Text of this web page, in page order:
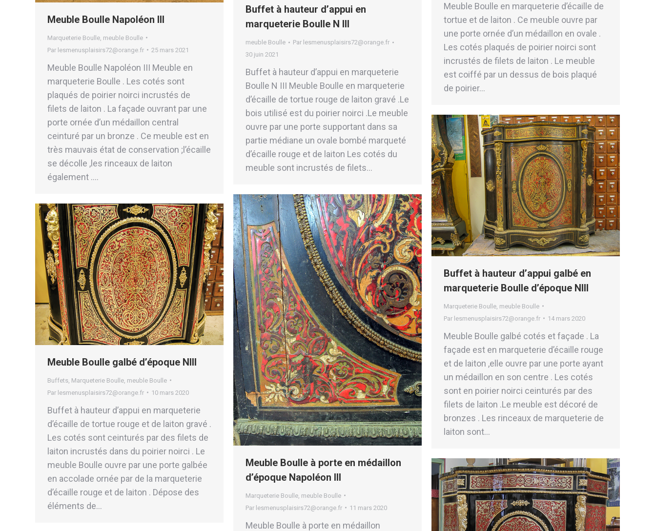
Buffet à hauteur d’appui en
marqueterie Boulle N III
meuble Boulle Par lesmenusplaisirs72@orange.fr
30 juin 2021
Buffet à hauteur d’appui en marqueterie
Boulle N III Meuble Boulle en marqueterie
d’écaille de tortue rouge de laiton gravé .Le
bois utilisé est du poirier noirci .Le meuble
ouvre par une porte supportant dans sa
partie médiane un ovale bombé marqueté
d’écaille rouge et de laiton Les cotés du
meuble sont incrustés de filets…
Meuble Boulle Napoléon III
Marqueterie Boulle meuble Boulle
Par lesmenusplaisirs72@orange.fr 25 mars 2021
Meuble Boulle Napoléon III Meuble en
marqueterie Boulle . Les cotés sont
plaqués de poirier noirci incrustés de
filets de laiton . La façade ouvrant par une
porte ornée d’un médaillon central
ceinturé par un bronze . Ce meuble est en
très mauvais état de conservation ;l’écaille
se décolle ,les rinceaux de laiton
également .…
Meuble Boulle en marqueterie d’écaille de
tortue et de laiton . Ce meuble ouvre par
une porte ornée d’un médaillon en ovale .
Les cotés plaqués de poirier noirci sont
incrustés de filets de laiton . Le meuble
est coiffé par un dessus de bois plaqué
de poirier…
Buffet à hauteur d’appui galbé en
marqueterie Boulle d’époque NIII
Marqueterie Boulle meuble Boulle
Par lesmenusplaisirs72@orange.fr 14 mars 2020
Meuble Boulle galbé cotés et façade . La
façade est en marqueterie d’écaille rouge
et de laiton ,elle ouvre par une porte ayant
un médaillon en son centre . Les cotés
sont en poirier noirci ceinturés par des
filets de laiton .Le meuble est décoré de
bronzes . Les rinceaux de marqueterie de
laiton sont…
Meuble Boulle à porte en médaillon
d’époque Napoléon III
Marqueterie Boulle meuble Boulle
Par lesmenusplaisirs72@orange.fr 11 mars 2020
Meuble Boulle à porte en médaillon
Meuble Boulle galbé d’époque NIII
Buffets Marqueterie Boulle meuble Boulle
Par lesmenusplaisirs72@orange.fr 10 mars 2020
Buffet à hauteur d’appui en marqueterie
d’écaille de tortue rouge et de laiton gravé .
Les cotés sont ceinturés par des filets de
laiton incrustés dans du poirier noirci . Le
meuble Boulle ouvre par une porte galbée
en accolade ornée par de la marqueterie
d’écaille rouge et de laiton . Dépose des
éléments de…